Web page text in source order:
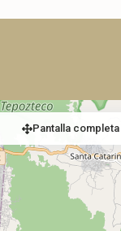
Pantalla completa